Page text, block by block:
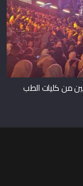
من كليات الطب